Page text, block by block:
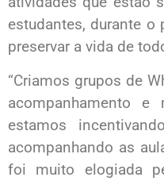
estudantes, durante
preservar a vida de
“Criamos grupos de
acompanhamento e
estamos
acompanhando as
foi muito elogiada